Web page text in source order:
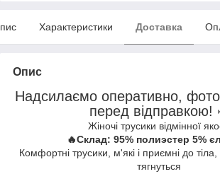
Характеристики Доставка
Опис
Надсилаємо оперативно,
перед відправкою!
Жіночі трусики відмінної
🔥Склад: 95% полиэстер 5%
Комфортні трусики, м'які і приємні до
тягнуться